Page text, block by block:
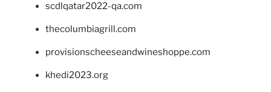
scdlqatar2022-qa.com
thecolumbiagrill.com
provisionscheeseandwineshoppe.com
khedi2023.org